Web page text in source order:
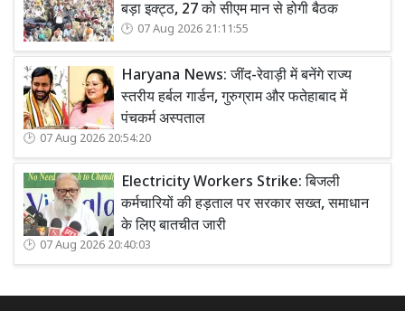
बड़ा इक्ट्ठ, 27 को सीएम मान से होगी बैठक
07 Aug 2026 21:11:55
Haryana News: जींद-रेवाड़ी में बनेंगे राज्य
स्तरीय हर्बल गार्डन, गुरुग्राम और फतेहाबाद में
पंचकर्म अस्पताल
07 Aug 2026 20:54:20
Electricity Workers Strike: बिजली
कर्मचारियों की हड़ताल पर सरकार सख्त, समाधान
के लिए बातचीत जारी
07 Aug 2026 20:40:03